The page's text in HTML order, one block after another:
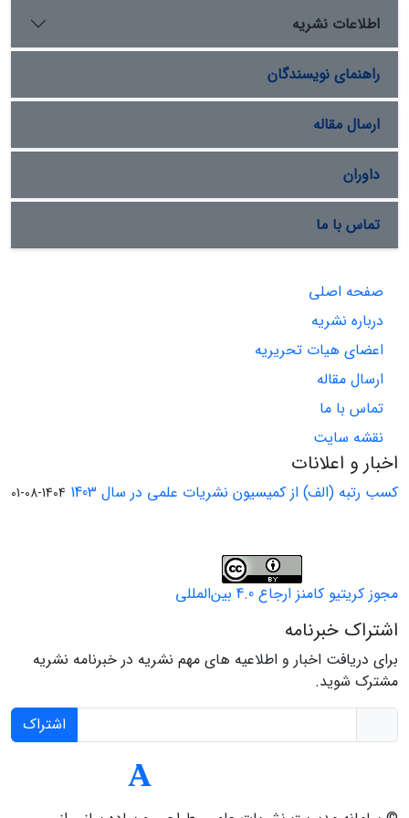
اطلاعات نشریه
راهنمای نویسندگان
ارسال مقاله
داوران
تماس با ما
صفحه اصلی
درباره نشریه
اعضای هیات تحریریه
ارسال مقاله
تماس با ما
نقشه سایت
اخبار و اعلانات
کسب رتبه (الف) از کمیسیون نشریات علمی در سال 1403 1404-08-01
مجوز کریتیو کامنز ارجاع 4.0 بین‌المللی
اشتراک خبرنامه
برای دریافت اخبار و اطلاعیه های مهم نشریه در خبرنامه نشریه
مشترک شوید.
اشتراک